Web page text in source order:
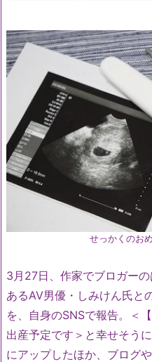
せっかくのお
3月27日、作家でブロガー
あるAV男優・しみけん氏と
を、自身のSNSで報告。＜
出産予定です＞と幸せそう
にアップしたほか、ブログ